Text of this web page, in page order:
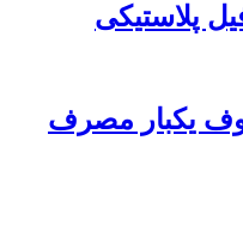
پلاستیکی
یکبار مصرف